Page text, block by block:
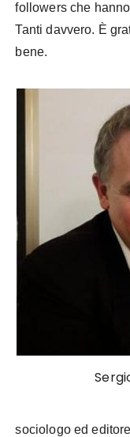
followers che
Tanti davvero. È
bene.
sociologo ed